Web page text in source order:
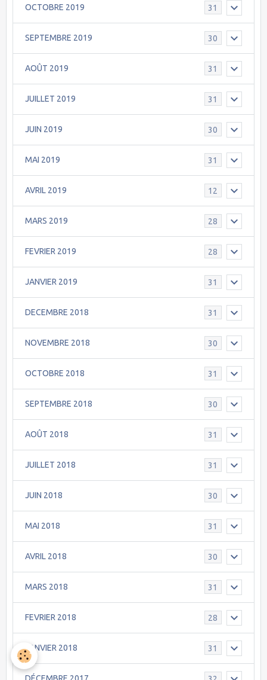
OCTOBRE 2019 31
SEPTEMBRE 2019 30
AOÛT 2019 31
JUILLET 2019 31
JUIN 2019 30
MAI 2019 31
AVRIL 2019 12
MARS 2019 28
FEVRIER 2019 28
JANVIER 2019 31
DECEMBRE 2018 31
NOVEMBRE 2018 30
OCTOBRE 2018 31
SEPTEMBRE 2018 30
AOÛT 2018 31
JUILLET 2018 31
JUIN 2018 30
MAI 2018 31
AVRIL 2018 30
MARS 2018 31
FEVRIER 2018 28
JANVIER 2018 31